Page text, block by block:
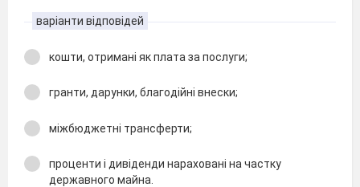
варіанти відповідей
кошти, отримані як плата за послуги;
гранти, дарунки, благодійні внески;
міжбюджетні трансферти;
проценти і дивіденди нараховані на частку
державного майна.